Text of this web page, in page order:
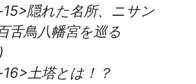
隠れた名所、ニサン
舌鳥八幡宮を巡る
土塔とは！？